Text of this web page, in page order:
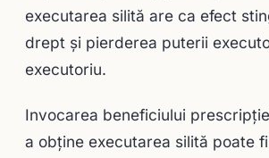
executarea silită are ca efect
drept şi pierderea puterii
executoriu.
Invocarea beneficiului
a obţine executarea silită poate